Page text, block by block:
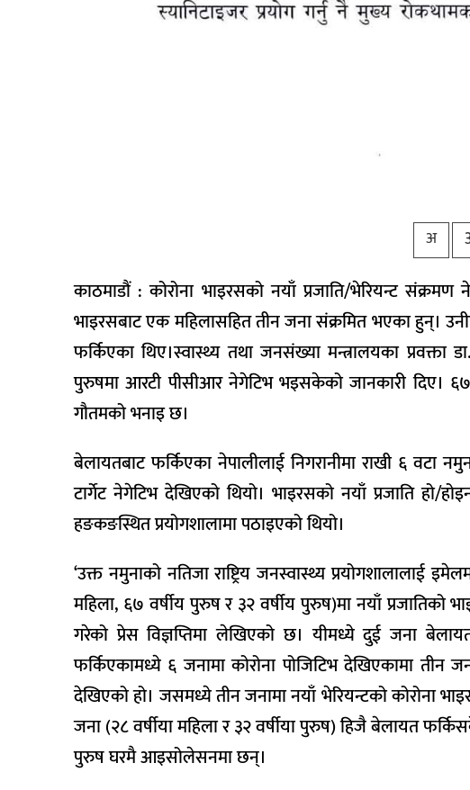
अ
काठमाडौं : कोरोना भाइरसको नयाँ प्रजाति/भेरियन्ट
भाइरसबाट एक महिलासहित तीन जना संक्रमित भएका हुन्।
फर्किएका थिए।स्वास्थ्य तथा जनसंख्या मन्त्रालयका प्रवक्ता
पुरुषमा आरटी पीसीआर नेगेटिभ भइसकेको जानकारी दिए।
गौतमको भनाइ छ।
बेलायतबाट फर्किएका नेपालीलाई निगरानीमा राखी ६ वटा
टार्गेट नेगेटिभ देखिएको थियो। भाइरसको नयाँ प्रजाति हो/
हङकङस्थित प्रयोगशालामा पठाइएको थियो।
‘उक्त नमुनाको नतिजा राष्ट्रिय जनस्वास्थ्य प्रयोगशालालाई
महिला, ६७ वर्षीय पुरुष र ३२ वर्षीय पुरुष)मा नयाँ प्रजातिको
गरेको प्रेस विज्ञप्तिमा लेखिएको छ। यीमध्ये दुई जना
फर्किएकामध्ये ६ जनामा कोरोना पोजिटिभ देखिएकामा तीन
देखिएको हो। जसमध्ये तीन जनामा नयाँ भेरियन्टको कोरोना
जना (२८ वर्षीया महिला र ३२ वर्षीया पुरुष) हिजै बेलायत
पुरुष घरमै आइसोलेसनमा छन्।